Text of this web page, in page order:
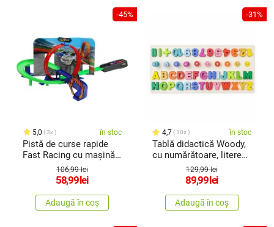
-45%
5,0 3x în stoc
Pistă de curse rapide
Fast Racing cu mașină,
7 piese, 46,5 x 6,2 x 29,6
106,99 lei
58,99 lei
Adaugă în coș
-31%
4,7 10x în stoc
Tablă didactică Woody,
cu numărătoare, litere
șicifre, 51 x 4 x 23,5 cm
129,99 lei
89,99 lei
Adaugă în coș